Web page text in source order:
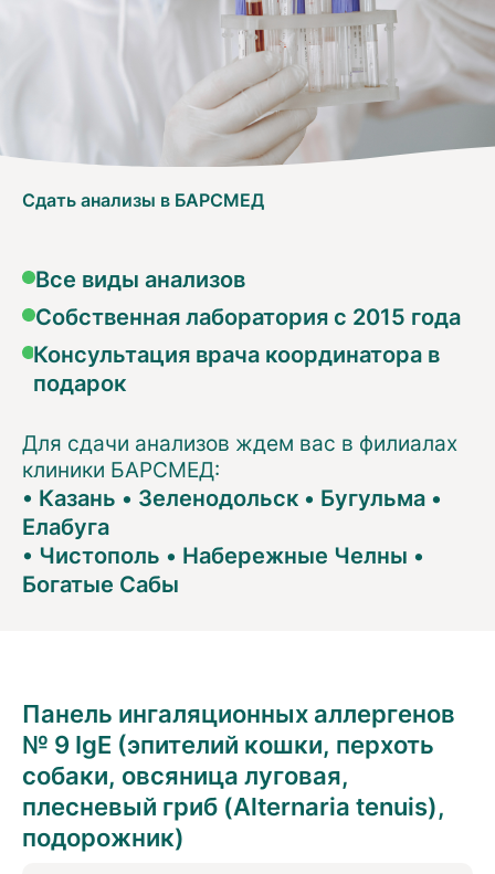
Сдать анализы в БАРСМЕД
Все виды анализов
Собственная лаборатория с 2015 года
Консультация врача координатора в
подарок
Для сдачи анализов ждем вас в филиалах
клиники БАРСМЕД:
• Казань • Зеленодольск • Бугульма •
Елабуга
• Чистополь • Набережные Челны •
Богатые Сабы
Панель ингаляционных аллергенов
№ 9 IgE (эпителий кошки, перхоть
собаки, овсяница луговая,
плесневый гриб (Alternaria tenuis),
подорожник)